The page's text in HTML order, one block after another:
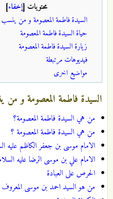
محتويات [إخفاء]
السيدة فاطمة المعصومة و من ينسب
حياة السيدة فاطمة المعصومة
زيارة السيدة فاطمة المعصومة
فيديوهات مرتبطة
مواضيع اخرى
السيدة فاطمة المعصومة و من
من هي السيدة فاطمة المعصومة؟
من هي السيدة فاطمة المعصومة ؟
الامام موسى بن جعفر الكاظم عليه
الامام علي بن موسى الرضا عليه
الحرص على العبادة
من هو السيد احمد بن موسى